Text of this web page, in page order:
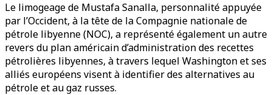
Le limogeage de Mustafa Sanalla, personnalité appuyée
par l’Occident, à la tête de la Compagnie nationale de
pétrole libyenne (NOC), a représenté également un autre
revers du plan américain d’administration des recettes
pétrolières libyennes, à travers lequel Washington et ses
alliés européens visent à identifier des alternatives au
pétrole et au gaz russes.